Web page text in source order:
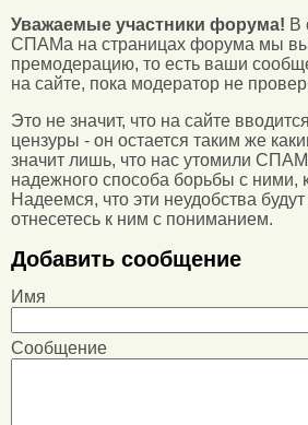
Уважаемые участники форума! В
СПАМа на страницах форума мы
премодерацию, то есть ваши
на сайте, пока модератор не
Это не значит, что на сайте
цензуры - он остается таким же
значит лишь, что нас утомили
надежного способа борьбы с ними,
Надеемся, что эти неудобства
отнесетесь к ним с пониманием.
Добавить сообщение
Имя
Сообщение